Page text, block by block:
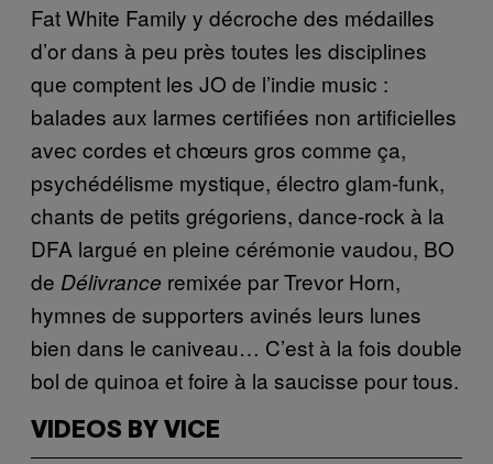
Fat White Family y décroche des médailles
d’or dans à peu près toutes les disciplines
que comptent les JO de l’indie music :
balades aux larmes certifiées non artificielles
avec cordes et chœurs gros comme ça,
psychédélisme mystique, électro glam-funk,
chants de petits grégoriens, dance-rock à la
DFA largué en pleine cérémonie vaudou, BO
de Délivrance remixée par Trevor Horn,
hymnes de supporters avinés leurs lunes
bien dans le caniveau… C’est à la fois double
bol de quinoa et foire à la saucisse pour tous.
VIDEOS BY VICE